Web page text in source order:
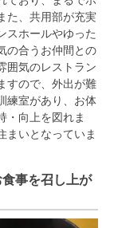
た、共用部が充実
スホールやゆった
の合うお仲間との
囲気のレストラン
すので、外出が難
練室があり、お体
・向上を図れま
まいとなっていま
事を召し上が